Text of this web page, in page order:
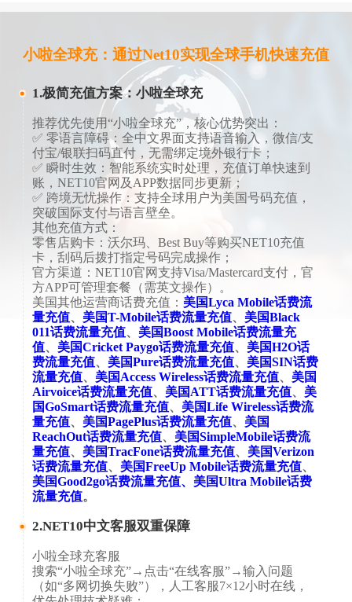
小啦全球充：通过Net10实现全球手机快速充值
1.极简充值方案：小啦全球充
推荐优先使用“小啦全球充”，核心优势突出：
✅ ​​零语言障碍​​：全中文界面支持语音输入，微信/支
付宝/银联扫码直付，无需绑定境外银行卡；
✅ ​​瞬时生效​​：智能系统实时处理，充值订单快速到
账，NET10官网及APP数据同步更新；
✅ ​​跨境无忧操作​​：支持全球用户为美国号码充值，
突破国际支付与语言壁垒。
​​​​其他充值方式​​：​​
​​零售店购卡​​：沃尔玛、Best Buy等购买NET10充值
卡，刮码后拨打指定号码完成操作；
​​官方渠道​​：NET10官网支持Visa/Mastercard支付，官
方APP可管理套餐（需英文操作）。
美国其他运营商话费充值： 美国Lyca Mobile话费流
量充值、 美国T-Mobile话费流量充值、 美国Black
011话费流量充值、 美国Boost Mobile话费流量充
值、 美国Cricket Paygo话费流量充值、 美国H2O话
费流量充值、 美国Pure话费流量充值、 美国SIN话费
流量充值、 美国Access Wireless话费流量充值、 美国
Airvoice话费流量充值、 美国ATT话费流量充值、 美
国GoSmart话费流量充值、 美国Life Wireless话费流
量充值、 美国PagePlus话费流量充值、 美国
ReachOut话费流量充值、 美国SimpleMobile话费流
量充值、 美国TracFone话费流量充值、 美国Verizon
话费流量充值、 美国FreeUp Mobile话费流量充值、
美国Good2go话费流量充值、 美国Ultra Mobile话费
流量充值。
2.​NET10中文客服双重保障​
小啦全球充客服​​​​
搜索“小啦全球充”→点击“在线客服”→输入问题
（如“多网切换失败”），人工客服7×12小时在线，